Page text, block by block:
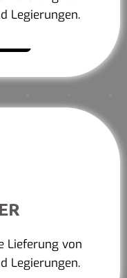
Legierungen.
Lieferung von
Legierungen.